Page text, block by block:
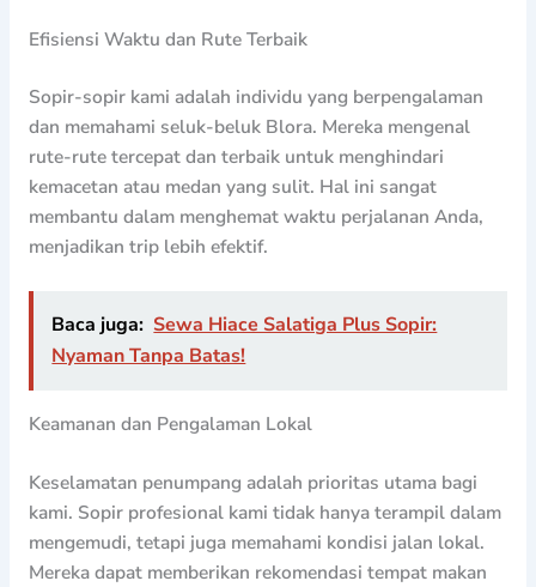
Efisiensi Waktu dan Rute Terbaik
Sopir-sopir kami adalah individu yang berpengalaman
dan memahami seluk-beluk Blora. Mereka mengenal
rute-rute tercepat dan terbaik untuk menghindari
kemacetan atau medan yang sulit. Hal ini sangat
membantu dalam menghemat waktu perjalanan Anda,
menjadikan trip lebih efektif.
Baca juga: Sewa Hiace Salatiga Plus Sopir:
Nyaman Tanpa Batas!
Keamanan dan Pengalaman Lokal
Keselamatan penumpang adalah prioritas utama bagi
kami. Sopir profesional kami tidak hanya terampil dalam
mengemudi, tetapi juga memahami kondisi jalan lokal.
Mereka dapat memberikan rekomendasi tempat makan